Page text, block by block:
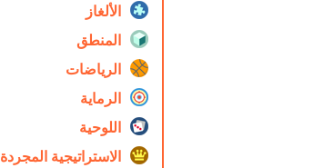
الألغاز
المنطق
الرياضات
الرماية
اللوحية
الاستراتيجية المجردة